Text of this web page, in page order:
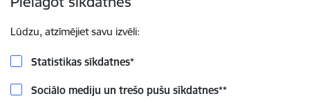
Lūdzu, atzīmējiet savu izvēli:
Statistikas sīkdatnes*
Sociālo mediju un trešo pušu sīkdatnes**